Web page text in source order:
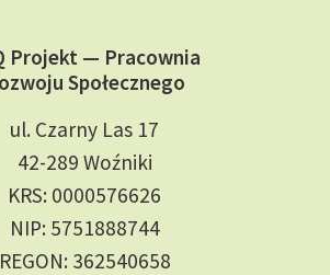
Projekt — Pracownia
Społecznego
ul. Czarny Las 17
42-289 Woźniki
KRS: 0000576626
NIP: 5751888744
REGON: 362540658